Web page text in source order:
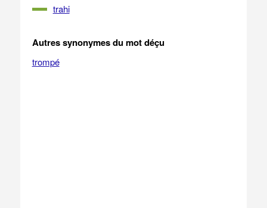
trahi
Autres synonymes du mot déçu
trompé